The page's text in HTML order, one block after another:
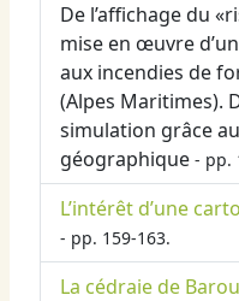
De l’affichage du
mise en œuvre
aux incendies de
(Alpes Maritimes).
simulation grâce
géographique - pp.
L’intérêt d’une
- pp. 159-163.
La cédraie de